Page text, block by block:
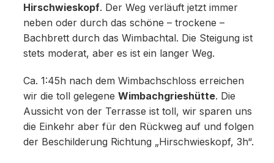
Hirschwieskopf. Der Weg verläuft jetzt immer
neben oder durch das schöne – trockene –
Bachbrett durch das Wimbachtal. Die Steigung ist
stets moderat, aber es ist ein langer Weg.
Ca. 1:45h nach dem Wimbachschloss erreichen
wir die toll gelegene Wimbachgrieshütte. Die
Aussicht von der Terrasse ist toll, wir sparen uns
die Einkehr aber für den Rückweg auf und folgen
der Beschilderung Richtung „Hirschwieskopf, 3h“.